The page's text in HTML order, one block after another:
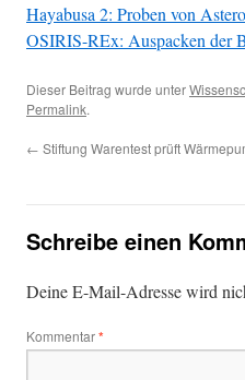
Hayabusa 2: Proben von
OSIRIS-REx: Auspacken der
Dieser Beitrag wurde unter
Permalink.
← Stiftung Warentest prüft
Schreibe einen
Deine E-Mail-Adresse wird
Kommentar*